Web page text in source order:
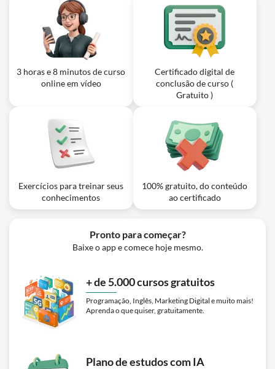
segundo o referencial teórico mais utilizado nos estudos
sobre o tema?
Exercício: Quais são os principais objetivos da gestão de
pessoas dentro de uma organização?
diretamente relacionado com a definição de quem deve
trabalhar na organização?
Exercício: O que é considerado um objetivo da gestão de
3 horas e 8 minutos de curso
online em vídeo
Certificado digital de
conclusão de curso (
Gratuito )
Exercícios para treinar seus
conhecimentos
100% gratuito, do conteúdo
ao certificado
Pronto para começar?
Baixe o app e comece hoje mesmo.
+ de 5.000 cursos gratuitos
Programação, Inglês, Marketing Digital e muito mais!
Aprenda o que quiser, gratuitamente.
Plano de estudos com IA